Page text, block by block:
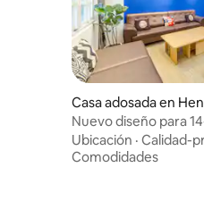
Casa adosada en
Nuevo diseño para
edificio completo |
barbacoa | juegos
Ubicación · Calidad-
Comodidades